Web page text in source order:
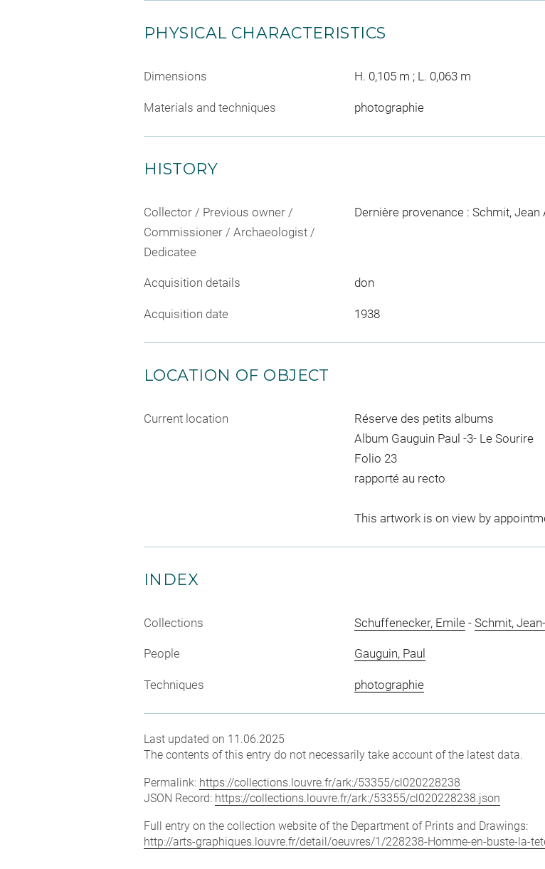
PHYSICAL CHARACTERISTICS
Dimensions H. 0,105 m ; L. 0,063 m
Materials and techniques photographie
HISTORY
Collector / Previous owner /
Commissioner / Archaeologist /
Dedicatee
Dernière provenance : Schmit, Jean
Acquisition details don
Acquisition date 1938
LOCATION OF OBJECT
Current location
Réserve des petits albums
Album Gauguin Paul -3- Le Sourire
Folio 23
rapporté au recto
This artwork is on view by
INDEX
Collections Schuffenecker, Emile- Schmit,
People Gauguin, Paul
Techniques photographie
Last updated on 11.06.2025
The contents of this entry do not necessarily take account of the latest data.
Permalink: https://collections.louvre.fr/ark:/53355/cl020228238
JSON Record: https://collections.louvre.fr/ark:/53355/cl020228238.json
Full entry on the collection website of the Department of Prints and Drawings:
http://arts-graphiques.louvre.fr/detail/oeuvres/1/228238-Homme-en-buste-la-